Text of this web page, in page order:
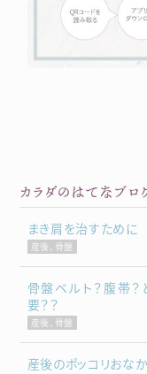
カラダのはてなブロ
まき肩を治すために
産後、骨盤
骨盤ベルト？腹帯
要？？
産後、骨盤
産後のポッコリお